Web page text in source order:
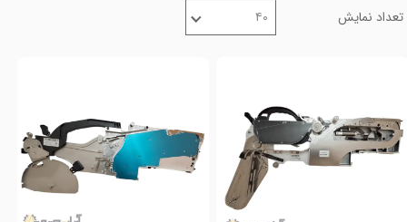
خروج از حساب کاربری
تعداد نمایش ۴۰